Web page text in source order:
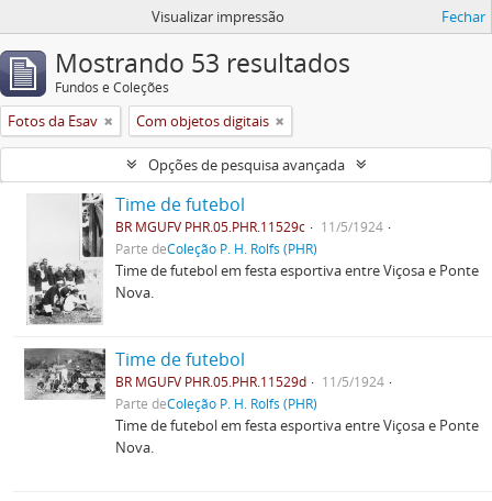
Visualizar impressão Fechar
Mostrando 53 resultados
Fundos e Coleções
Fotos da Esav Com objetos digitais
Opções de pesquisa avançada
Time de futebol
BR MGUFV PHR.05.PHR.11529c
11/5/1924
Parte deColeção P. H. Rolfs (PHR)
Time de futebol em festa esportiva entre Viçosa e Ponte
Nova.
Time de futebol
BR MGUFV PHR.05.PHR.11529d
11/5/1924
Parte deColeção P. H. Rolfs (PHR)
Time de futebol em festa esportiva entre Viçosa e Ponte
Nova.